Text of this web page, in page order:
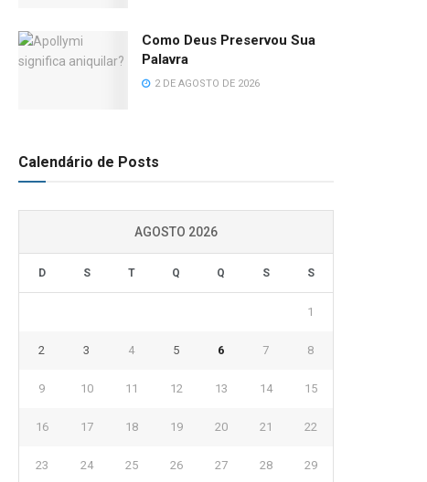
Como Deus Preservou Sua
Palavra
2 DE AGOSTO DE 2026
Calendário de Posts
AGOSTO 2026
D S T Q Q S S
1
2 3 4 5 6 7 8
9 10 11 12 13 14 15
16 17 18 19 20 21 22
23 24 25 26 27 28 29